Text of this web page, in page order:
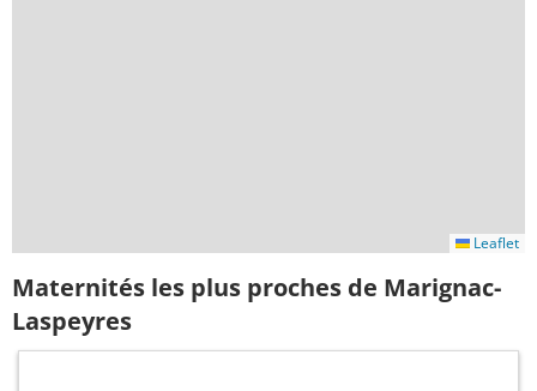
Leaflet
Maternités les plus proches de Marignac-
Laspeyres